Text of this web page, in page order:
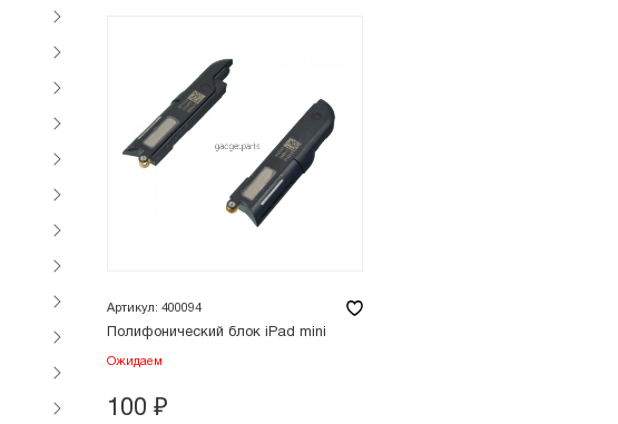
Артикул: 400094
Полифонический блок iPad mini
Ожидаем
100 ₽